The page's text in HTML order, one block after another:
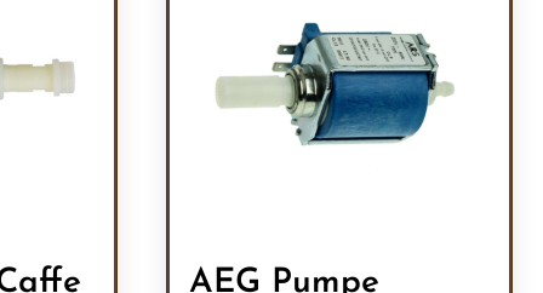
AEG Pumpe